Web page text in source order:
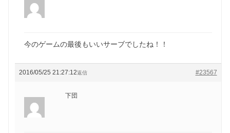
今のゲームの最後もいいサーブでしたね！！
2016/05/25 21:27:12 #23567
返信
下団